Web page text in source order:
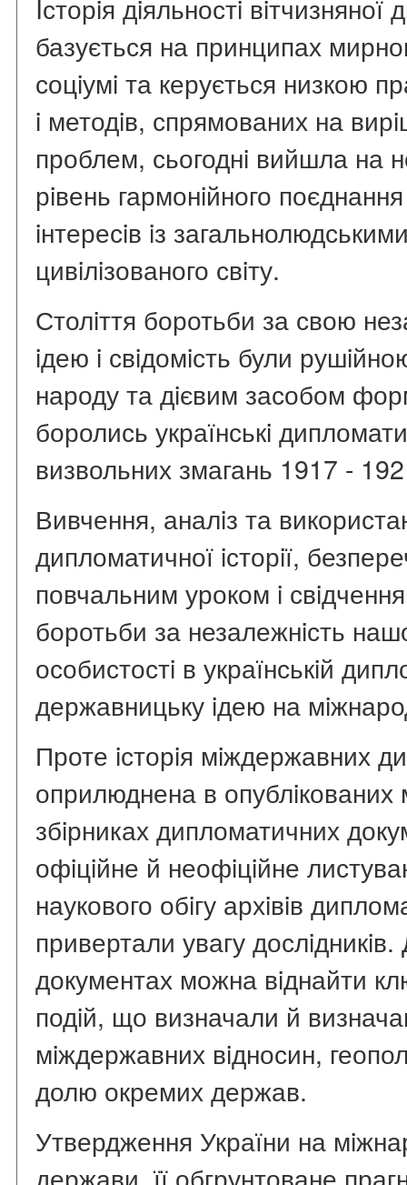
Iсторiя дiяльностi
базується на принципах
соцiумi та керується низкою
i методiв, спрямованих на
проблем, сьогоднi вийшла на
рiвень гармонiйного
iнтересiв iз
цивiлiзованого свiту.
Столiття боротьби за свою
iдею i свiдомiсть були
народу та дiєвим засобом
боролись українськi
визвольних змагань 1917 -
Вивчення, аналiз та
дипломатичної iсторiї,
повчальним уроком i
боротьби за незалежнiсть
особистостi в українськiй
державницьку iдею на
Проте iсторiя мiждержавних
оприлюднена в
збiрниках дипломатичних
офiцiйне й неофiцiйне
наукового обiгу архiвiв
привертали увагу
документах можна вiднайти
подiй, що визначали й
мiждержавних вiдносин,
долю окремих держав.
Утвердження України на